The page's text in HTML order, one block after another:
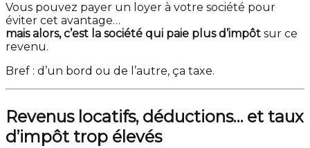
Vous pouvez payer un loyer à votre société pour
éviter cet avantage…
mais alors, c’est la société qui paie plus d’impôt sur ce
revenu.
Bref : d’un bord ou de l’autre, ça taxe.
Revenus locatifs, déductions… et taux
d’impôt trop élevés